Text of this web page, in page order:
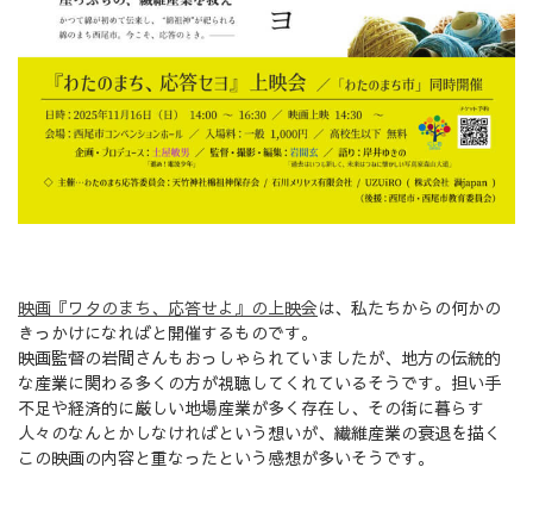
映画『ワタのまち、応答せよ』の上映会は、私たちからの何かの
きっかけになればと開催するものです。
映画監督の岩間さんもおっしゃられていましたが、地方の伝統的
な産業に関わる多くの方が視聴してくれているそうです。担い手
不足や経済的に厳しい地場産業が多く存在し、その街に暮らす
人々のなんとかしなければという想いが、繊維産業の衰退を描く
この映画の内容と重なったという感想が多いそうです。